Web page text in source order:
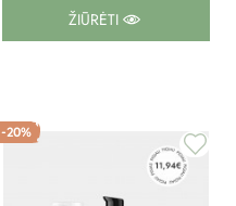
ŽIŪRĖTI
-20%